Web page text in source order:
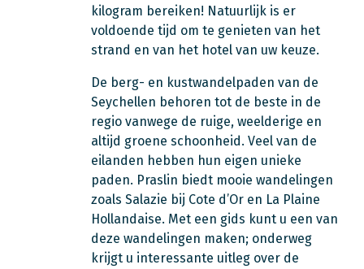
kilogram bereiken! Natuurlijk is er
voldoende tijd om te genieten van het
strand en van het hotel van uw keuze.
De berg- en kustwandelpaden van de
Seychellen behoren tot de beste in de
regio vanwege de ruige, weelderige en
altijd groene schoonheid. Veel van de
eilanden hebben hun eigen unieke
paden. Praslin biedt mooie wandelingen
zoals Salazie bij Cote d’Or en La Plaine
Hollandaise. Met een gids kunt u een van
deze wandelingen maken; onderweg
krijgt u interessante uitleg over de